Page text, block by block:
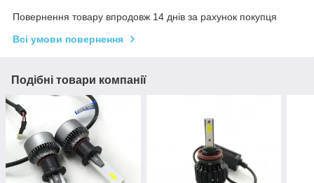
Повернення товару впродовж 14 днів за рахунок покупця
Всі умови повернення
Подібні товари компанії